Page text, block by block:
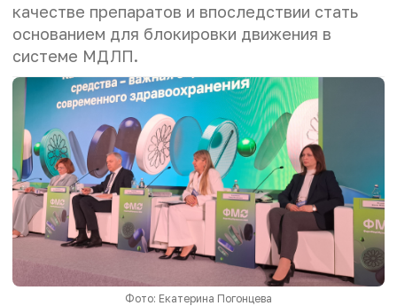
качестве препаратов и впоследствии стать
основанием для блокировки движения в
системе МДЛП.
Фото: Екатерина Погонцева